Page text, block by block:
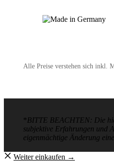
Alle Preise verstehen sich inkl.
* BITTE BEACHTEN: Die
subjektive Erfahrungen und
eigenmächtige Änderung
Weiter einkaufen →